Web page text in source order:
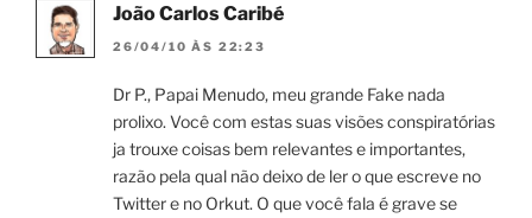
João Carlos Caribé
26/04/10 ÀS 22:23
Dr P., Papai Menudo, meu grande Fake nada
prolixo. Você com estas suas visões conspiratórias
ja trouxe coisas bem relevantes e importantes,
razão pela qual não deixo de ler o que escreve no
Twitter e no Orkut. O que você fala é grave se